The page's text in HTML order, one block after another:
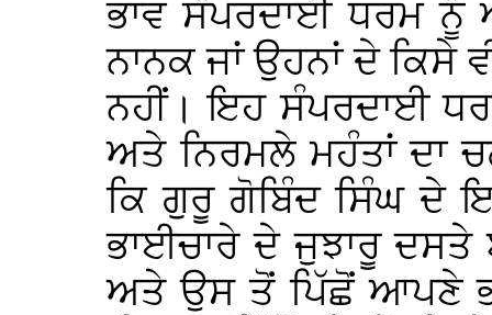
ਭਾਵ ਸੰਪਰਦਾਈ ਧਰਮ ਨੂੰ
ਨਾਨਕ ਜਾਂ ਉਹਨਾਂ ਦੇ ਕਿਸੇ
ਨਹੀਂ। ਇਹ ਸੰਪਰਦਾਈ
ਅਤੇ ਨਿਰਮਲੇ ਮਹੰਤਾਂ
ਕਿ ਗੁਰੂ ਗੋਬਿੰਦ ਸਿੰਘ ਦੇ
ਭਾਈਚਾਰੇ ਦੇ ਜੁਝਾਰੂ ਦਸਤੇ
ਅਤੇ ਉਸ ਤੋਂ ਪਿੱਛੋਂ ਆਪਣੇ